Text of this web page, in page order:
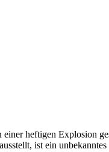
heftigen Explosion
ist ein